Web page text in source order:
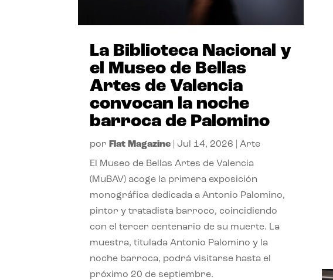
La Biblioteca Nacional y
el Museo de Bellas
Artes de Valencia
convocan la noche
barroca de Palomino
por Flat Magazine Jul 14, 2026 |Arte
El Museo de Bellas Artes de Valencia
(MuBAV) acoge la primera exposición
monográfica dedicada a Antonio Palomino,
pintor y tratadista barroco, coincidiendo
con el tercer centenario de su muerte. La
muestra, titulada Antonio Palomino y la
noche barroca, podrá visitarse hasta el
próximo 20 de septiembre.